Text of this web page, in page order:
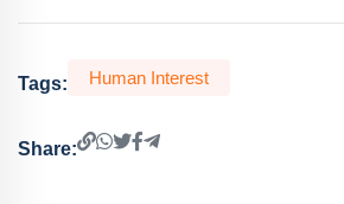
Tags: Human Interest
Share: